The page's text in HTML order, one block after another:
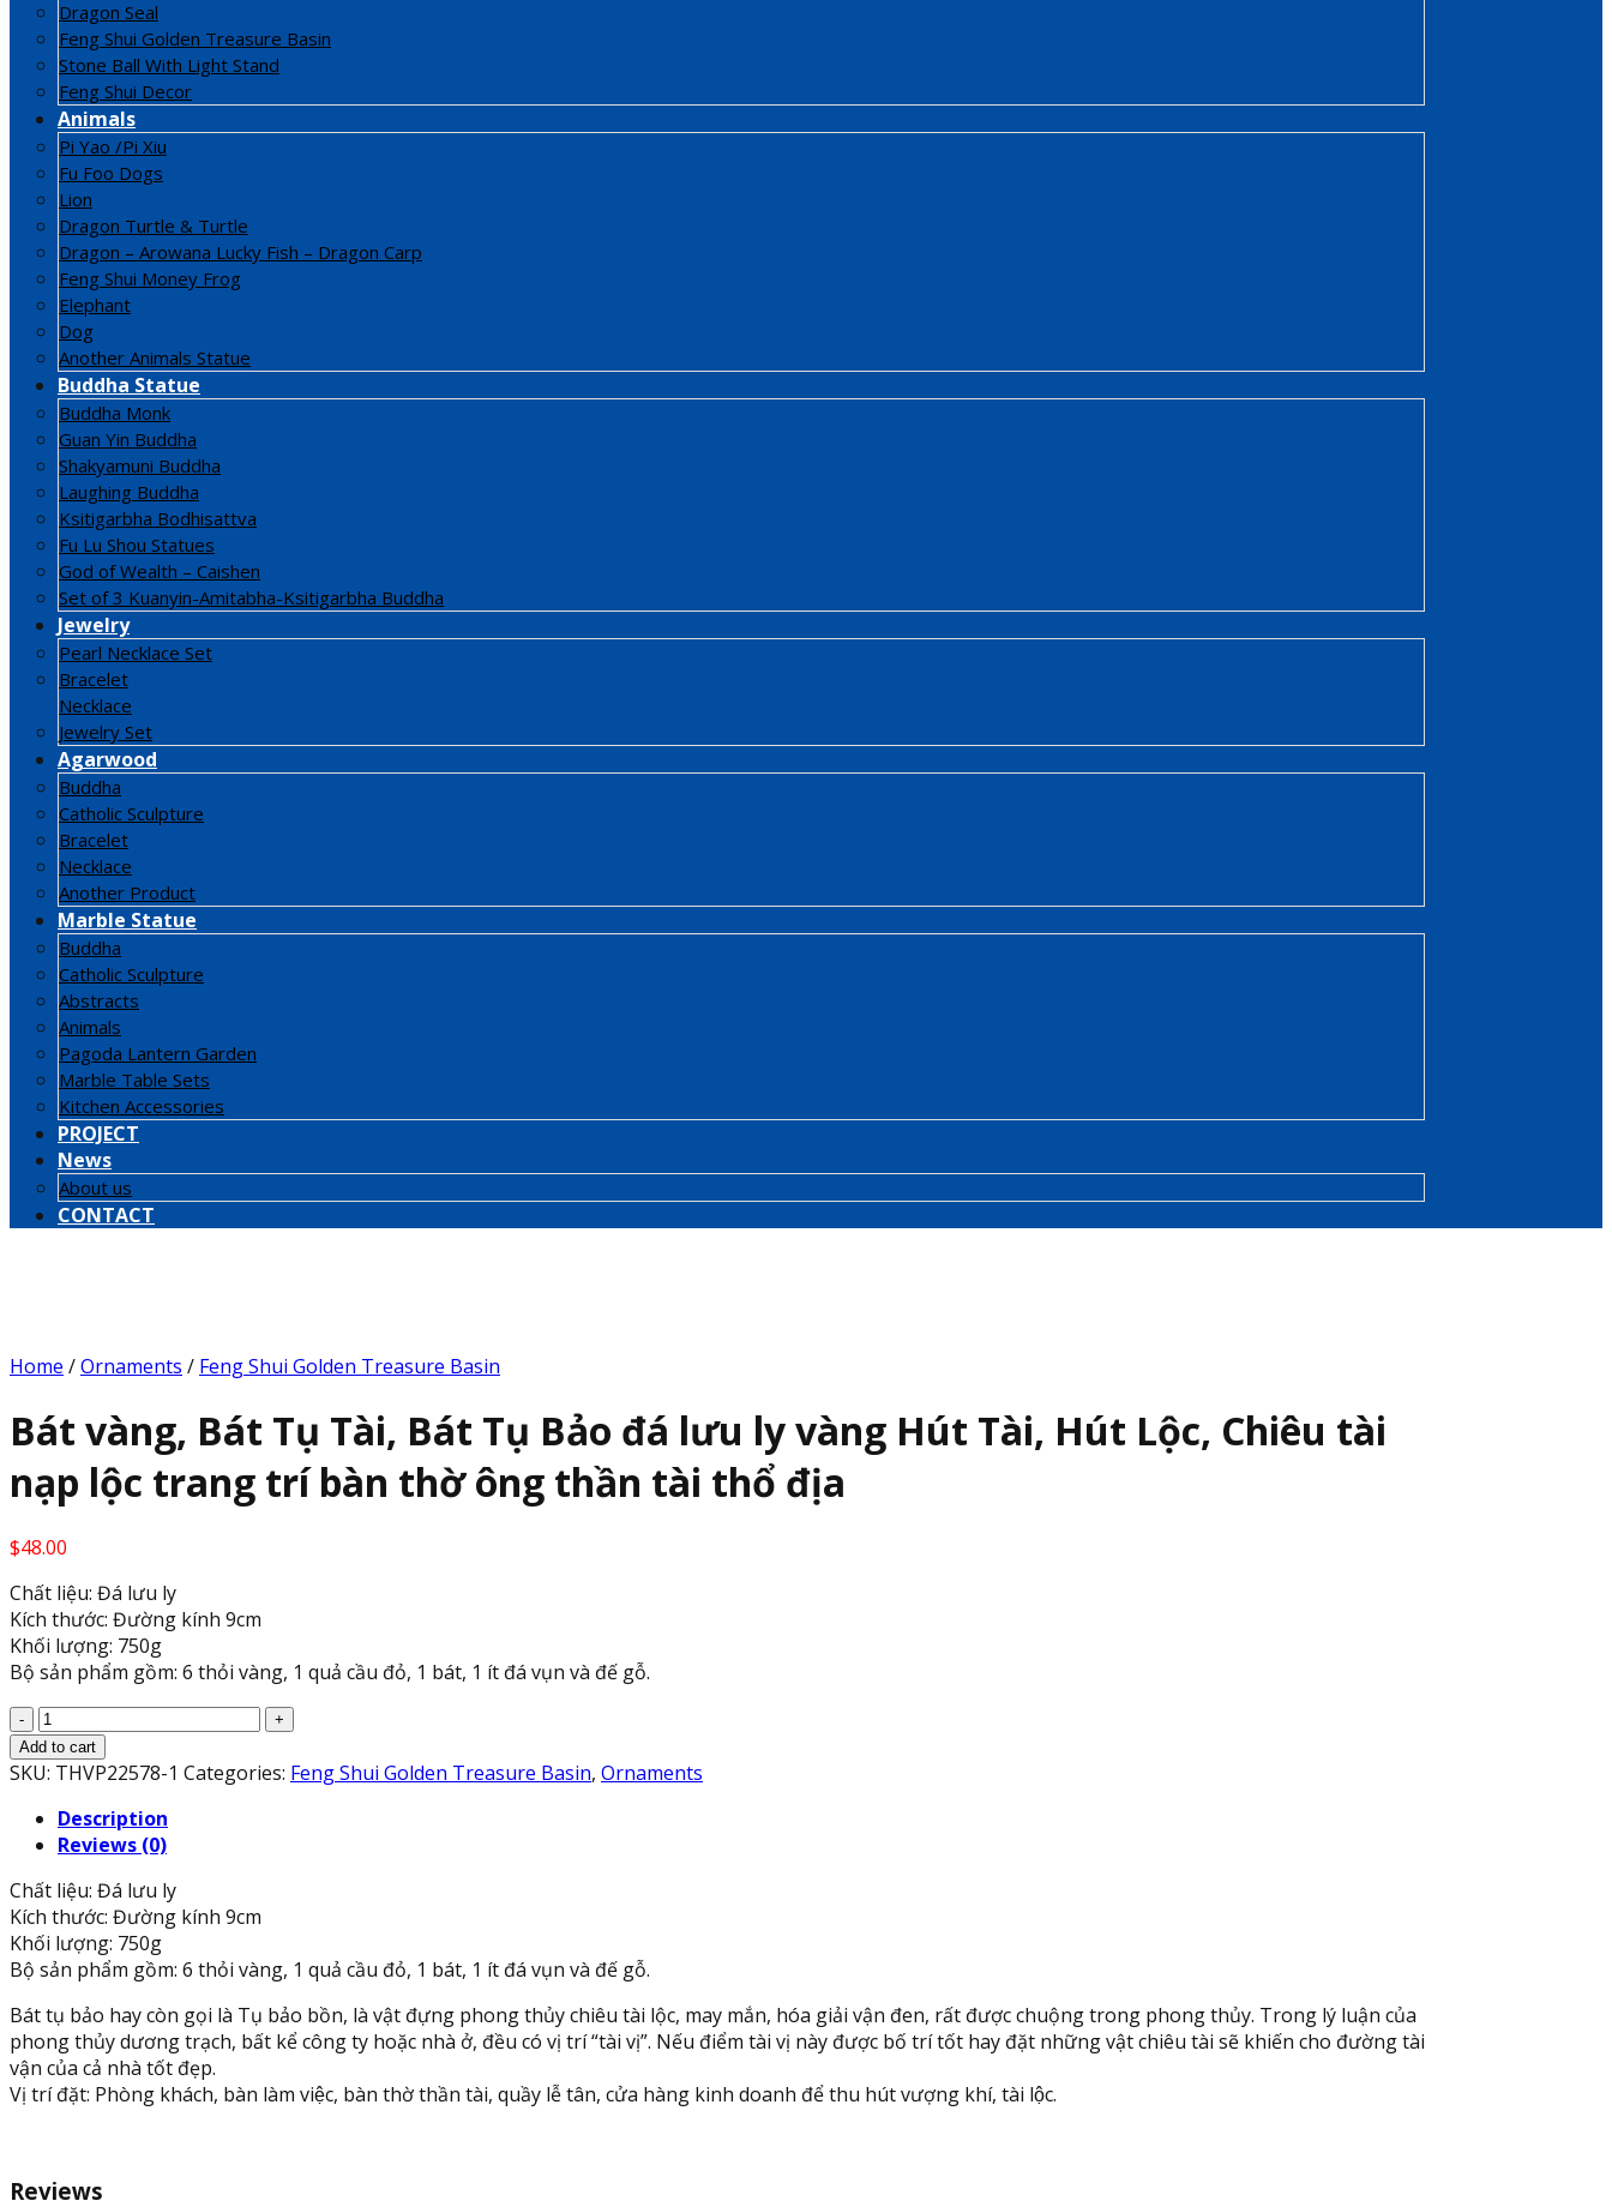
Dragon Seal
Feng Shui Golden Treasure Basin
Stone Ball With Light Stand
Feng Shui Decor
Animals
Pi Yao /Pi Xiu
Fu Foo Dogs
Lion
Dragon Turtle & Turtle
Dragon – Arowana Lucky Fish – Dragon Carp
Feng Shui Money Frog
Elephant
Dog
Another Animals Statue
Buddha Statue
Buddha Monk
Guan Yin Buddha
Shakyamuni Buddha
Laughing Buddha
Ksitigarbha Bodhisattva
Fu Lu Shou Statues
God of Wealth – Caishen
Set of 3 Kuanyin-Amitabha-Ksitigarbha Buddha
Jewelry
Pearl Necklace Set
Bracelet
Necklace
Jewelry Set
Agarwood
Buddha
Catholic Sculpture
Bracelet
Necklace
Another Product
Marble Statue
Buddha
Catholic Sculpture
Abstracts
Animals
Pagoda Lantern Garden
Marble Table Sets
Kitchen Accessories
PROJECT
News
About us
CONTACT
Home /Ornaments / Feng Shui Golden Treasure Basin
Bát vàng, Bát Tụ Tài, Bát Tụ Bảo đá lưu ly vàng Hút Tài, Hút Lộc, Chiêu tài
nạp lộc trang trí bàn thờ ông thần tài thổ địa
$48.00
Chất liệu: Đá lưu ly
Kích thước: Đường kính 9cm
Khối lượng: 750g
Bộ sản phẩm gồm: 6 thỏi vàng, 1 quả cầu đỏ, 1 bát, 1 ít đá vụn và đế gỗ.
Bát
vàng,
Bát
Tài,
Bát
Bảo
đá
lưu
ly
vàng
Hút
Tài,
Hút
Lộc,
nạp
Add to cart
SKU: THVP22578-1 Categories: Feng Shui Golden Treasure Basin, Ornaments
Description
Reviews (0)
Chất liệu: Đá lưu ly
Kích thước: Đường kính 9cm
Khối lượng: 750g
Bộ sản phẩm gồm: 6 thỏi vàng, 1 quả cầu đỏ, 1 bát, 1 ít đá vụn và đế gỗ.
Bát tụ bảo hay còn gọi là Tụ bảo bồn, là vật đựng phong thủy chiêu tài lộc, may mắn, hóa giải vận đen, rất được chuộng trong phong thủy. Trong lý luận của
phong thủy dương trạch, bất kể công ty hoặc nhà ở, đều có vị trí “tài vị”. Nếu điểm tài vị này được bố trí tốt hay đặt những vật chiêu tài sẽ khiến cho đường tài
vận của cả nhà tốt đẹp.
Vị trí đặt: Phòng khách, bàn làm việc, bàn thờ thần tài, quầy lễ tân, cửa hàng kinh doanh để thu hút vượng khí, tài lộc.
Reviews